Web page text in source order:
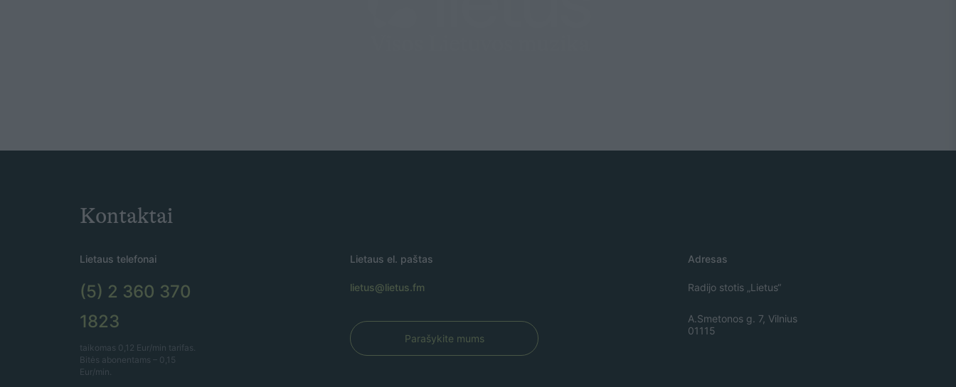
Kontaktai
Lietaus telefonai
(5) 2 360 370
1823
taikomas 0,12 Eur/min tarifas.
Bitės abonentams – 0,15
Eur/min.
Lietaus el. paštas
lietus@lietus.fm
Parašykite mums
Adresas
Radijo stotis „Lietus“
A.Smetonos g. 7, Vilnius
01115